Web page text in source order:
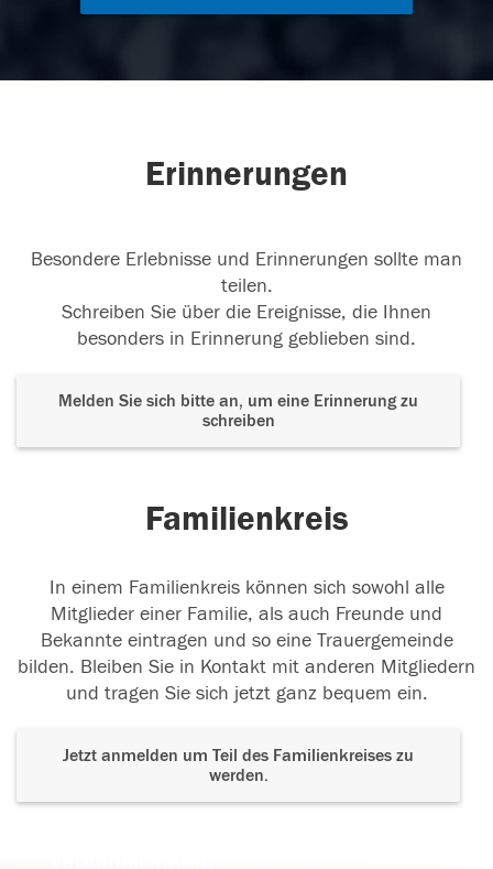
Erinnerungen
Besondere Erlebnisse und Erinnerungen sollte man
teilen.
Schreiben Sie über die Ereignisse, die Ihnen
besonders in Erinnerung geblieben sind.
Melden Sie sich bitte an, um eine Erinnerung zu
schreiben
Familienkreis
In einem Familienkreis können sich sowohl alle
Mitglieder einer Familie, als auch Freunde und
Bekannte eintragen und so eine Trauergemeinde
bilden. Bleiben Sie in Kontakt mit anderen Mitgliedern
und tragen Sie sich jetzt ganz bequem ein.
Jetzt anmelden um Teil des Familienkreises zu
werden.